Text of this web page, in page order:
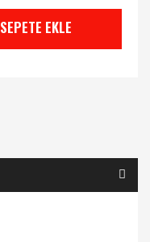
SEPETE EKLE